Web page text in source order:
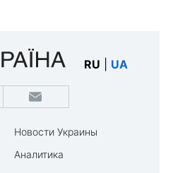
RU UA
Новости Украины
Аналитика